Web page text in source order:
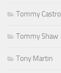
Tommy Castro
Tommy Shaw
Tony Martin